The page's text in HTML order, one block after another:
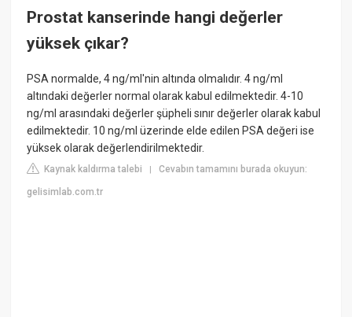
Prostat kanserinde hangi değerler
yüksek çıkar?
PSA normalde, 4 ng/ml'nin altında olmalıdır. 4 ng/ml
altındaki değerler normal olarak kabul edilmektedir. 4-10
ng/ml arasındaki değerler şüpheli sınır değerler olarak kabul
edilmektedir. 10 ng/ml üzerinde elde edilen PSA değeri ise
yüksek olarak değerlendirilmektedir.
Kaynak kaldırma talebi |Cevabın tamamını burada okuyun:
gelisimlab.com.tr